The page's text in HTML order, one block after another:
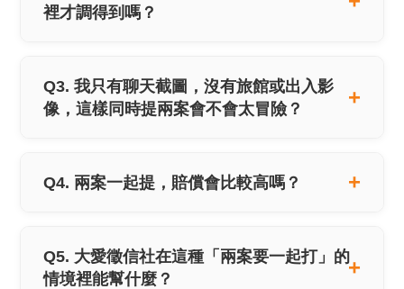
裡才調得到嗎？
Q3. 我只有聊天截圖，沒有旅館或出入影
像，這樣同時提兩案會不會太冒險？
Q4. 兩案一起提，賠償會比較高嗎？
Q5. 大愛徵信社在這種「兩案要一起打」的
情境裡能幫什麼？